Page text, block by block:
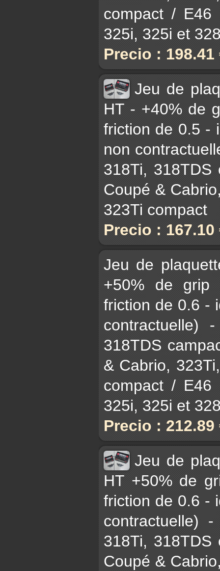
compact / E46
325i, 325i et
Precio : 198.41
Jeu de
HT - +40% de
friction de 0.5 -
non
318Ti, 318TDS
Coupé &
323Ti compact
Precio : 167.10
Jeu de
+50% de grip
friction de 0.6 -
contractuelle)
318TDS
& Cabrio,
compact / E46
325i, 325i et
Precio : 212.89
Jeu de
HT +50% de
friction de 0.6 -
contractuelle)
318Ti, 318TDS
Coupé &